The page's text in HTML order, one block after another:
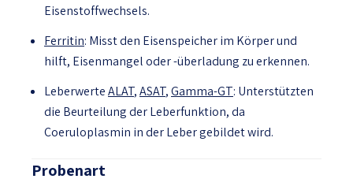
Eisenstoffwechsels.
Ferritin: Misst den Eisenspeicher im Körper und
hilft, Eisenmangel oder -überladung zu erkennen.
LeberwerteALAT,ASAT,Gamma-GT: Unterstützten
die Beurteilung der Leberfunktion, da
Coeruloplasmin in der Leber gebildet wird.
Probenart